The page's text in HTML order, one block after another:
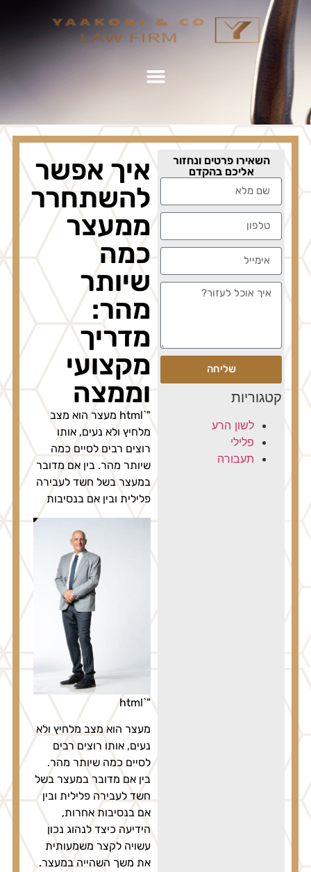
השאירו פרטים ונחזור
אליכם בהקדם
שליחה
קטגוריות
לשון הרע
פלילי
תעבורה
איך אפשר
להשתחרר
ממעצר
כמה
שיותר
מהר:
מדריך
מקצועי
וממצה
"`html מעצר הוא מצב
מלחיץ ולא נעים, אותו
רוצים רבים לסיים כמה
שיותר מהר. בין אם מדובר
במעצר בשל חשד לעבירה
פלילית ובין אם בנסיבות
מעצר הוא מצב מלחיץ ולא
נעים, אותו רוצים רבים
לסיים כמה שיותר מהר.
בין אם מדובר במעצר בשל
חשד לעבירה פלילית ובין
אם בנסיבות אחרות,
הידיעה כיצד לנהוג נכון
עשויה לקצר משמעותית
את משך השהייה במעצר.